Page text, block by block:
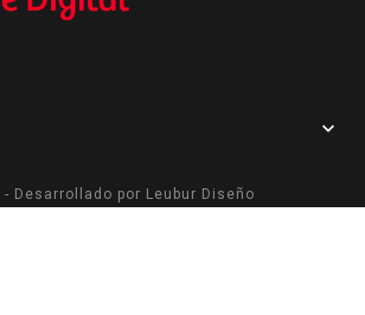

Desarrollado por Leubur Diseño